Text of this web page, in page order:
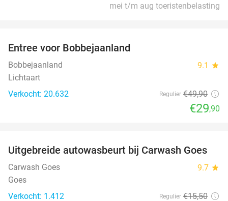
mei t/m aug toeristenbelasting
Entree voor Bobbejaanland
Bobbejaanland 9.1 star
Lichtaart
Verkocht: 20.632
Regulier €49,90
€29,90
36%
Uitgebreide autowasbeurt bij Carwash Goes
Carwash Goes 9.7 star
Goes
Verkocht: 1.412
Regulier €15,50